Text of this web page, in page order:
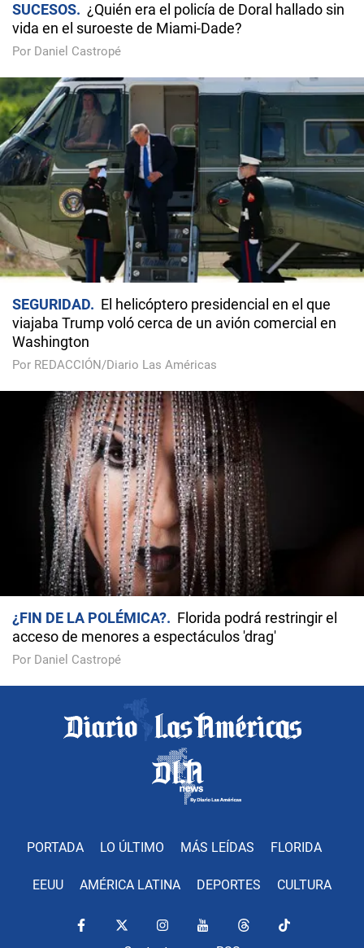
SUCESOS
¿Quién era el policía de Doral hallado sin
vida en el suroeste de Miami-Dade?
Por Daniel Castropé
SEGURIDAD
El helicóptero presidencial en el que
viajaba Trump voló cerca de un avión comercial en
Washington
Por REDACCIÓN/Diario Las Américas
¿FIN DE LA POLÉMICA?
Florida podrá restringir el
acceso de menores a espectáculos 'drag'
Por Daniel Castropé
PORTADA LO ÚLTIMO MÁS LEÍDAS FLORIDA
EEUU AMÉRICA LATINA DEPORTES CULTURA